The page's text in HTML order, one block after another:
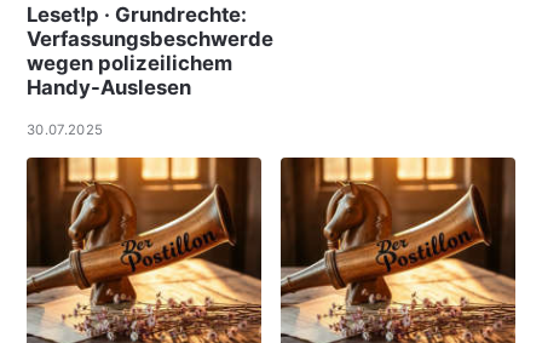
Leset!p · Grundrechte:
Verfassungsbeschwerde
wegen polizeilichem
Handy-Auslesen
30.07.2025